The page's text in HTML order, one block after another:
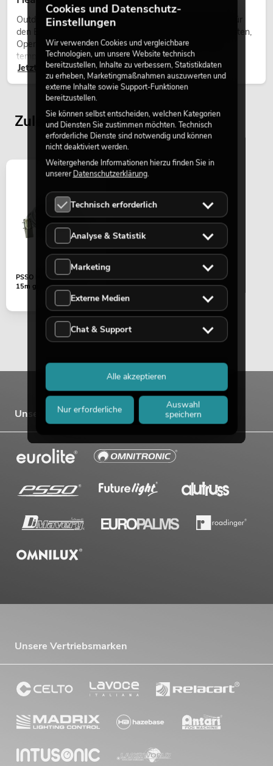
Outdoor Moving-Heads sind bewegliche Scheinwerfer für
den Einsatz im Freien. Sie werden bei Festivals, Stadtfesten,
Open-Air-Konzerten, Architekturinszenierungen und
temporären Außeninstallationen eingesetzt.
Jetzt lesen
Zuletzt angesehene Artikel
PSSO Multicore 16-pol
15m gr
Unsere Marken
Unsere Vertriebsmarken
Cookies und Datenschutz-
Einstellungen
Wir verwenden Cookies und vergleichbare
Technologien, um unsere Website technisch
bereitzustellen, Inhalte zu verbessern, Statistikdaten
zu erheben, Marketingmaßnahmen auszuwerten und
externe Inhalte sowie Support-Funktionen
bereitzustellen.
Sie können selbst entscheiden, welchen Kategorien
und Diensten Sie zustimmen möchten. Technisch
erforderliche Dienste sind notwendig und können
nicht deaktiviert werden.
Weitergehende Informationen hierzu finden Sie in
unsererDatenschutzerklärung.
Technisch erforderlich
Analyse & Statistik
Marketing
Externe Medien
Chat & Support
Nur erforderliche
Auswahl
speichern
Alle akzeptieren